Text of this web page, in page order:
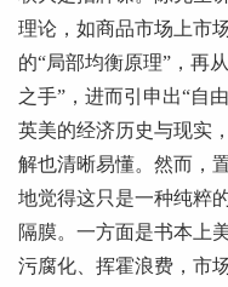
理论，如商品市场上市
的“局部均衡原理”，再
之手”，进而引申出“自
英美的经济历史与现实
解也清晰易懂。然而，
地觉得这只是一种纯粹
隔膜。一方面是书本上
污腐化、挥霍浪费，市